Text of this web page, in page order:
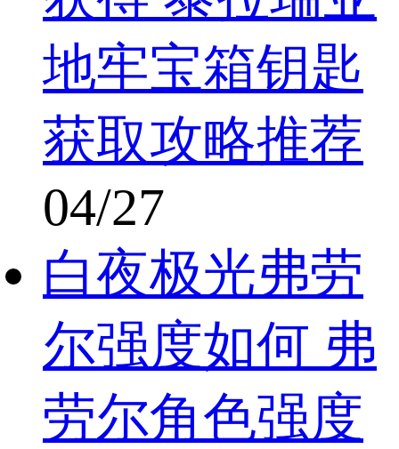
地牢宝箱钥匙
获取攻略推荐
04/27
白夜极光弗劳
尔强度如何 弗
劳尔角色强度